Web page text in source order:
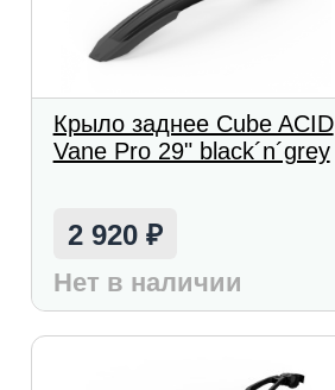
Крыло заднее Cube ACID
Vane Pro 29" black´n´grey
2 920 ₽
Нет в наличии